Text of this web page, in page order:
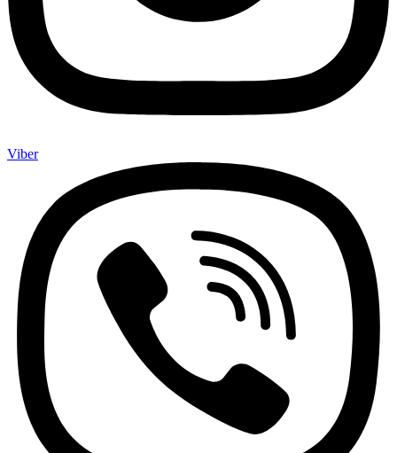
Viber